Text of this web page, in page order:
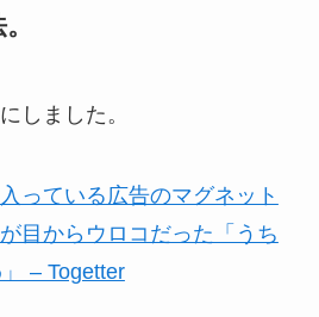
しました。
っている広告のマグネット
目からウロコだった「うち
– Togetter